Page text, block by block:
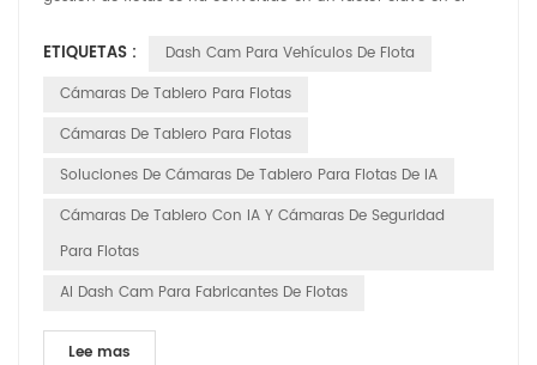
los avances tecnológicos, las cámaras de tablero inteligentes
tienen transformado de simples herramientas de grabación
ETIQUETAS :
Dash Cam Para Vehículos De Flota
Cámaras De Tablero Para Flotas
Cámaras De Tablero Para Flotas
Soluciones De Cámaras De Tablero Para Flotas De IA
Cámaras De Tablero Con IA Y Cámaras De Seguridad
Para Flotas
AI Dash Cam Para Fabricantes De Flotas
Lee mas